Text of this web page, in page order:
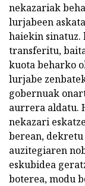
nekazariak
lurjabeen
haiekin
transferitu,
kuota beharko
lurjabe
gobernuak
aurrera aldatu.
nekazari
berean,
auzitegiaren
eskubidea
boterea, modu